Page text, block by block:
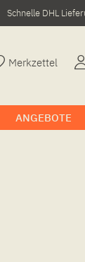
Schnelle DHL
Merkzettel
ANGEBOTE